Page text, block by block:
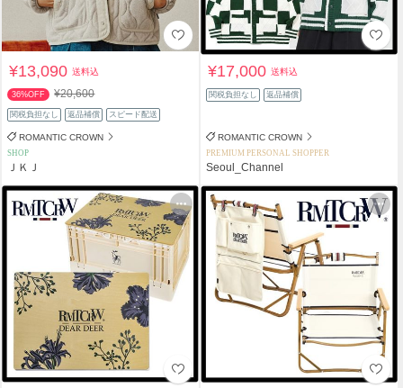
¥13,090送料込
36%OFF ¥20,600
関税負担なし 返品補償 スピード配送
ROMANTIC CROWN
SHOP
ＪＫＪ
¥17,000送料込
関税負担なし 返品補償
ROMANTIC CROWN
PREMIUM PERSONAL SHOPPER
Seoul_Channel